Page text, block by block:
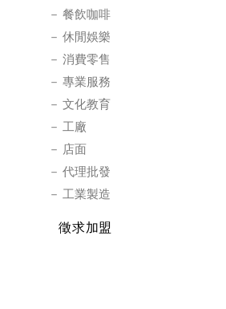
餐飲咖啡
休閒娛樂
消費零售
專業服務
文化教育
工廠
店面
代理批發
工業製造
徵求加盟